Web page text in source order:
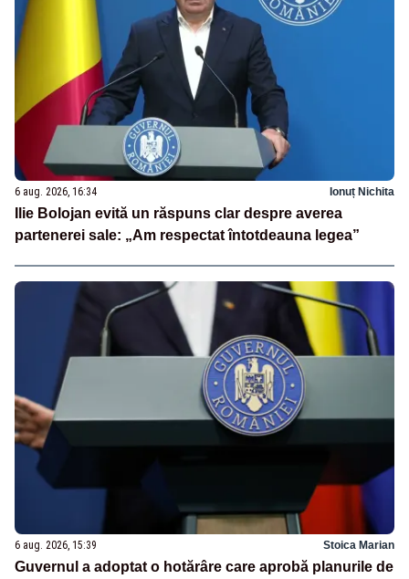
6 aug. 2026, 16:34 Ionuț Nichita
Ilie Bolojan evită un răspuns clar despre averea
partenerei sale: „Am respectat întotdeauna legea”
6 aug. 2026, 15:39 Stoica Marian
Guvernul a adoptat o hotărâre care aprobă planurile de